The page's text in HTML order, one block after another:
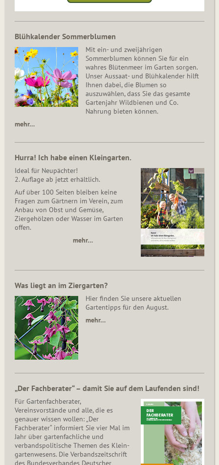
Blühkalender Sommerblumen
Mit ein- und zweijährigen
Sommerblumen können Sie für ein
wahres Blütenmeer im Garten sorgen.
Unser Aussaat- und Blühkalender hilft
Ihnen dabei, die Blumen so
auszuwählen, dass Sie das gesamte
Gartenjahr Wildbienen und Co.
Nahrung bieten können.
mehr…
Hurra! Ich habe einen Kleingarten.
Ideal für Neupächter!
2. Auflage ab jetzt erhältlich.
Auf über 100 Seiten bleiben keine
Fragen zum Gärtnern im Verein, zum
Anbau von Obst und Gemüse,
Ziergehölzen oder Wasser im Garten
offen.
mehr…
Was liegt an im Ziergarten?
Hier finden Sie unsere aktuellen
Gartentipps für den August.
mehr…
„Der Fachberater“ – damit Sie auf dem Laufenden sind!
Für Gartenfachberater,
Vereinsvorstände und alle, die es
genauer wissen wollen: „Der
Fachberater“ informiert Sie vier Mal im
Jahr über gartenfachliche und
verbandspolitische Themen des Klein­
gar­ten­wesens. Die Ver­bands­zeit­schrift
des Bun­des­ver­ban­des Deutscher